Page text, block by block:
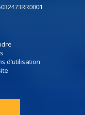
d’utilisation